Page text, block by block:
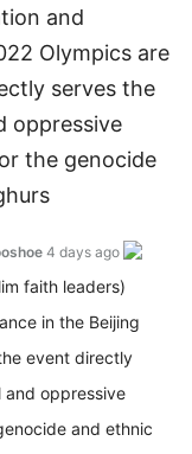
and
Olympics are
serves the
oppressive
the genocide
4 days ago
faith leaders)
in the Beijing
event directly
and oppressive
and ethnic